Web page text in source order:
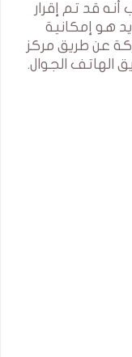
أنه قد تم إقرار
هو إمكانية
عن طريق مركز
الهاتف الجوال.